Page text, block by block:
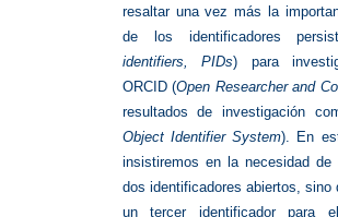
resaltar una vez más la
de los identificadores
identifiers, PIDs) para
ORCID (Open Researcher and
resultados de investigación
Object Identifier System). En
insistiremos en la necesidad de
dos identificadores abiertos, sino
un tercer identificador para